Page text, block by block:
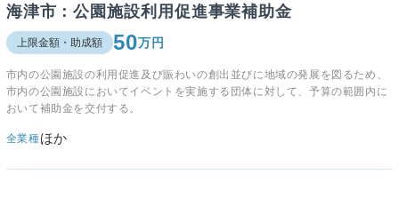
海津市：公園施設利用促進事業補助金
上限金額・助成額 50万円
市内の公園施設の利用促進及び賑わいの創出並びに地域の発展を図るため、
市内の公園施設においてイベントを実施する団体に対して、予算の範囲内に
おいて補助金を交付する。
全業種ほか